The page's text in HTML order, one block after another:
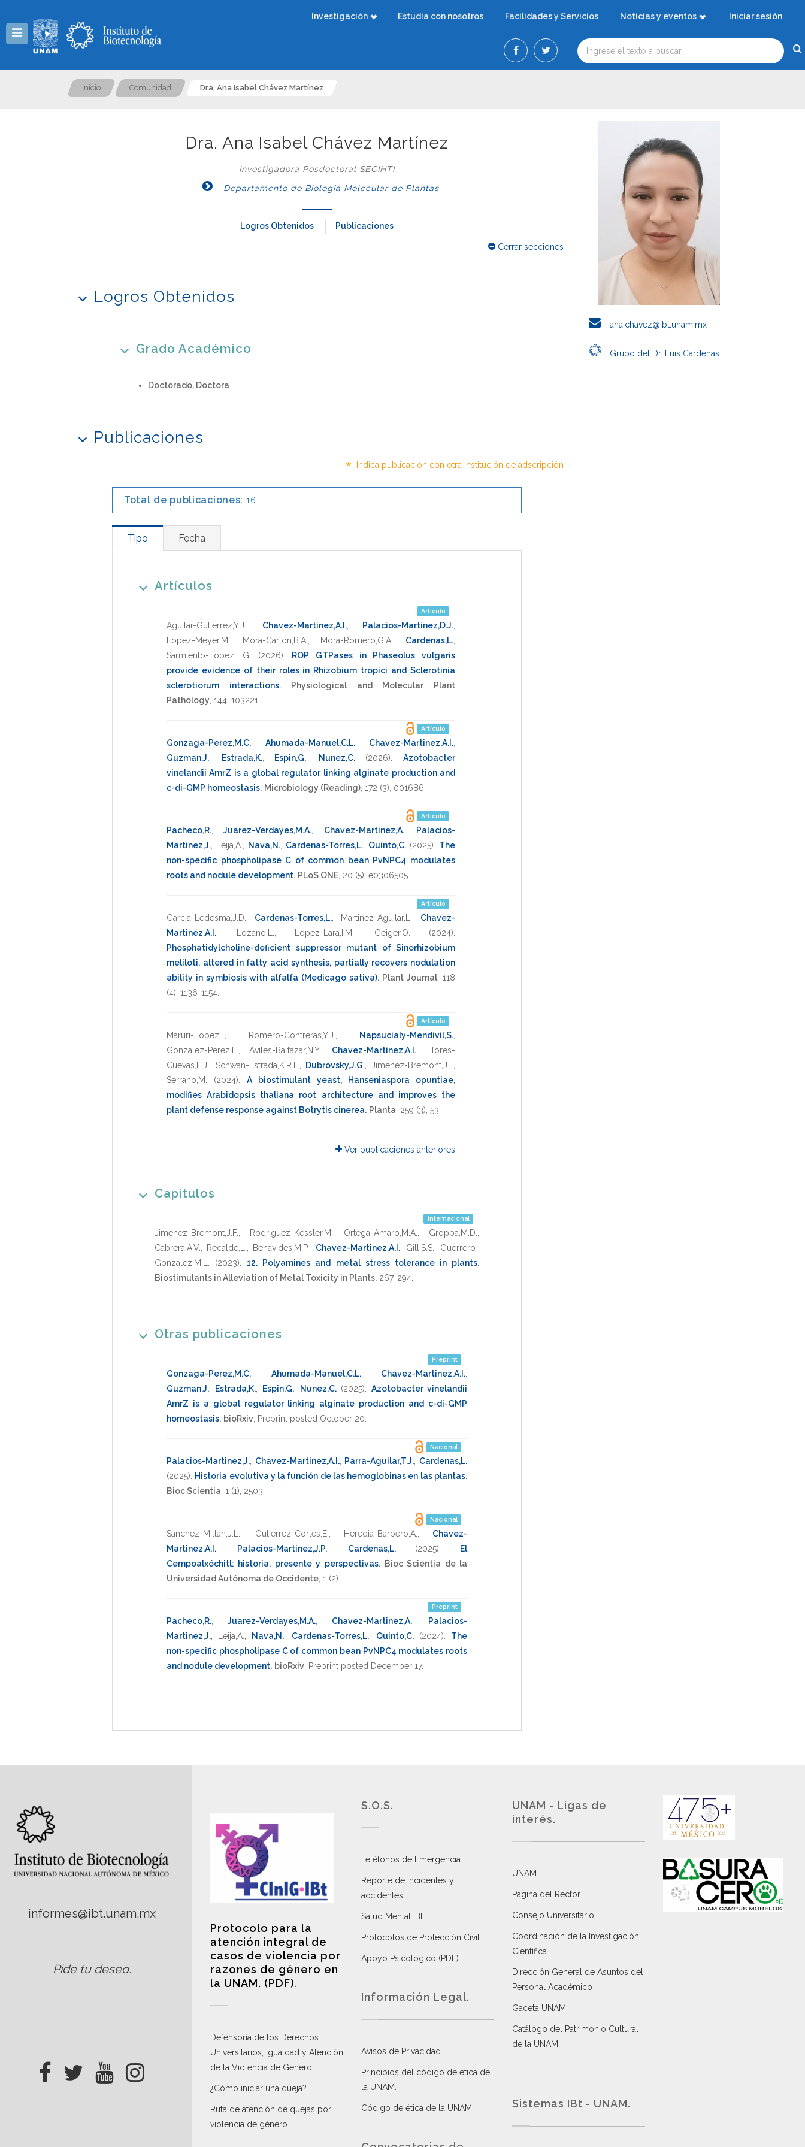
Investigación Estudia con nosotros Facilidades y Servicios Noticias y eventos Iniciar sesión
Inicio Comunidad Dra. Ana Isabel Chávez Martínez
Dra. Ana Isabel Chávez Martínez
Investigadora Posdoctoral SECIHTI
Departamento de Biología Molecular de Plantas
Logros Obtenidos Publicaciones
Cerrar secciones
Logros Obtenidos
Grado Académico
Doctorado, Doctora
Publicaciones
* Indica publicación con otra institución de adscripción
Total de publicaciones: 16
Tipo Fecha
Artículos
Artículo
Aguilar-Gutierrez,Y.J. Chavez-Martinez,A.I., Palacios-Martinez,D.J.
Lopez-Meyer,M.
Mora-Carlon,B.A. Mora-Romero,G.A. Cardenas,L.
Sarmiento-Lopez,L.G.
(2026)
ROP GTPases in Phaseolus vulgaris
provide evidence of their roles in Rhizobium tropici and Sclerotinia
sclerotiorum interactions.
Physiological and Molecular Plant
Pathology 144 103221
Artículo
Gonzaga-Perez,M.C. Ahumada-Manuel,C.L., Chavez-Martinez,A.I.
Guzman,J.
Estrada,K., Espin,G. Nunez,C. (2026) .Azotobacter
vinelandii AmrZ is a global regulator linking alginate production and
c-di-GMP homeostasis. Microbiology (Reading) 172 (3), 001686
Artículo
Pacheco,R. ,Juarez-Verdayes,M.A. Chavez-Martinez,A.,
Palacios-
Martinez,J.
Leija,A. Nava,N. Cardenas-Torres,L. Quinto,C. (2025)
The
non-specific phospholipase C of common bean PvNPC4 modulates
roots and nodule development. PLoS ONE 20 (5), e0306505
Artículo
Garcia-Ledesma,J.D. Cardenas-Torres,L. Martinez-Aguilar,L.
Chavez-
Martinez,A.I.
Lozano,L. Lopez-Lara,I.M. Geiger,O. (2024)
Phosphatidylcholine-deficient suppressor mutant of Sinorhizobium
meliloti, altered in fatty acid synthesis, partially recovers nodulation
ability in symbiosis with alfalfa (Medicago sativa). Plant Journal ,118
(4), 1136-1154
Artículo
Maruri-Lopez,I. Romero-Contreras,Y.J. Napsucialy-Mendivil,S.
Gonzalez-Perez,E.
Aviles-Baltazar,N.Y. Chavez-Martinez,A.I.
Flores-
Cuevas,E.J.
Schwan-Estrada,K.R.F. Dubrovsky,J.G. Jimenez-Bremont,J.F,
Serrano,M.
(2024)
A biostimulant yeast, Hanseniaspora opuntiae,
modifies Arabidopsis thaliana root architecture and improves the
plant defense response against Botrytis cinerea. Planta 259 (3), 53
Ver publicaciones anteriores
Capítulos
Internacional
Jimenez-Bremont,J.F. Rodriguez-Kessler,M. Ortega-Amaro,M.A. Groppa,M.D.
Cabrera,A.V.
Recalde,L. Benavides,M.P. Chavez-Martinez,A.I., Gill,S.S.
Guerrero-
Gonzalez,M.L.
(2023) .12. Polyamines and metal stress tolerance in plants.
Biostimulants in Alleviation of Metal Toxicity in Plants. 267-294
Otras publicaciones
Preprint
Gonzaga-Perez,M.C. Ahumada-Manuel,C.L., Chavez-Martinez,A.I.
Guzman,J.
Estrada,K. Espin,G., Nunez,C. (2025)
Azotobacter vinelandii
AmrZ is a global regulator linking alginate production and c-di-GMP
homeostasis. bioRxiv Preprint posted October 20
Nacional
Palacios-Martinez,J. Chavez-Martinez,A.I., Parra-Aguilar,T.J.
Cardenas,L.
(2025)
Historia evolutiva y la función de las hemoglobinas en las plantas.
Bioc Scientia 1 (1), 2503
Nacional
Sanchez-Millan,J.L. Gutierrez-Cortes,E. Heredia-Barbero,A.
Chavez-
Martinez,A.I.
Palacios-Martinez,J.P. Cardenas,L. (2025)
El
Cempoalxóchitl: historia, presente y perspectivas. Bioc Scientia de la
Universidad Autónoma de Occidente 1 (2).
Preprint
Pacheco,R. Juarez-Verdayes,M.A. Chavez-Martinez,A.
Palacios-
Martinez,J.
Leija,A. Nava,N. Cardenas-Torres,L., Quinto,C. (2024)
The
non-specific phospholipase C of common bean PvNPC4 modulates roots
and nodule development. bioRxiv Preprint posted December 17.
ana.chavez@ibt.unam.mx
Grupo del Dr. Luis Cardenas
informes@ibt.unam.mx
Pide tu deseo.
Protocolo para la
atención integral de
casos de violencia por
razones de género en
la UNAM. (PDF).
Defensoría de los Derechos
Universitarios, Igualdad y Atención
de la Violencia de Género
¿Cómo iniciar una queja?
Ruta de atención de quejas por
violencia de género
S.O.S.
Teléfonos de Emergencia.
Reporte de incidentes y
accidentes
Salud Mental IBt
Protocolos de Protección Civil
Apoyo Psicológico (PDF)
Información Legal.
Avisos de Privacidad
Principios del código de ética de
la UNAM
Código de ética de la UNAM
UNAM - Ligas de
interés.
UNAM
Página del Rector
Consejo Universitario
Coordinación de la Investigación
Científica
Dirección General de Asuntos del
Personal Académico
Gaceta UNAM
Catálogo del Patrimonio Cultural
de la UNAM.
Sistemas IBt - UNAM.